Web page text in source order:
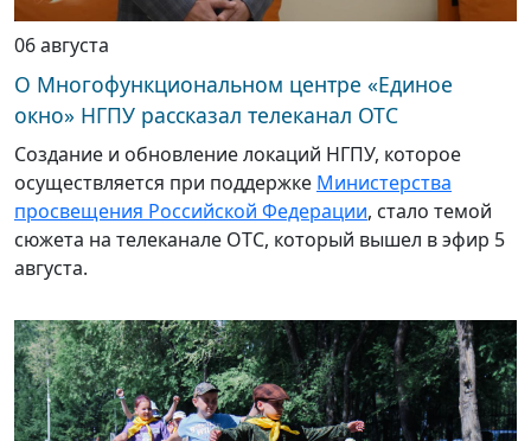
06 августа
О Многофункциональном центре «Единое
окно» НГПУ рассказал телеканал ОТС
Создание и обновление локаций НГПУ, которое
осуществляется при поддержке Министерства
просвещения Российской Федерации, стало темой
сюжета на телеканале ОТС, который вышел в эфир 5
августа.